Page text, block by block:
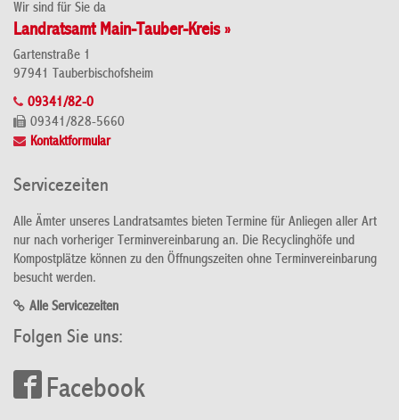
Wir sind für Sie da
Landratsamt Main-Tauber-Kreis »
Gartenstraße 1
97941 Tauberbischofsheim
09341/82-0
09341/828-5660
Kontaktformular
Servicezeiten
Alle Ämter unseres Landratsamtes bieten Termine für Anliegen aller Art
nur nach vorheriger Terminvereinbarung an. Die Recyclinghöfe und
Kompostplätze können zu den Öffnungszeiten ohne Terminvereinbarung
besucht werden.
Alle Servicezeiten
Folgen Sie uns:
Facebook